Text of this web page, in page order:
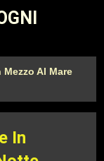
Al Mare
In